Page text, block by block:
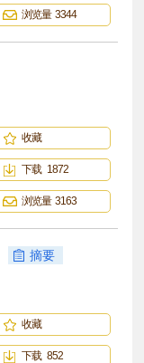
浏览量 3344
收藏
下载 1872
浏览量 3163
摘要
收藏
下载 852